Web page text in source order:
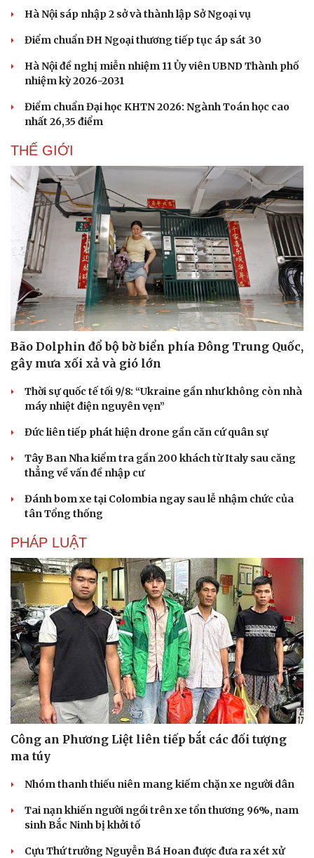
Du lịch
Tư vấn
Săn Tour
check-in
Podcast
Câu chuyện thời sự
Đọc truyện đêm khuya
Cửa sổ tình yêu
Kể chuyện cho bé
Hạt giống tâm hồn
Hà Nội sáp nhập 2 sở và thành lập Sở Ngoại vụ
Điểm chuẩn ĐH Ngoại thương tiếp tục áp sát 30
Hà Nội đề nghị miễn nhiệm 11 Ủy viên UBND Thành phố
nhiệm kỳ 2026-2031
Điểm chuẩn Đại học KHTN 2026: Ngành Toán học cao
nhất 26,35 điểm
THẾ GIỚI
Bão Dolphin đổ bộ bờ biển phía Đông Trung Quốc,
gây mưa xối xả và gió lớn
Thời sự quốc tế tối 9/8: “Ukraine gần như không còn nhà
máy nhiệt điện nguyên vẹn”
Đức liên tiếp phát hiện drone gần căn cứ quân sự
Tây Ban Nha kiểm tra gần 200 khách từ Italy sau căng
thẳng về vấn đề nhập cư
Đánh bom xe tại Colombia ngay sau lễ nhậm chức của
tân Tổng thống
PHÁP LUẬT
Công an Phương Liệt liên tiếp bắt các đối tượng
ma túy
Nhóm thanh thiếu niên mang kiếm chặn xe người dân
Tai nạn khiến người ngồi trên xe tổn thương 96%, nam
sinh Bắc Ninh bị khởi tố
Cựu Thứ trưởng Nguyễn Bá Hoan được đưa ra xét xử